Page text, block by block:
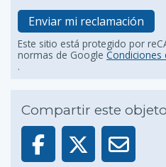
Enviar mi reclamación
Este sitio está protegido por
normas de Google Condiciones
.
Compartir este